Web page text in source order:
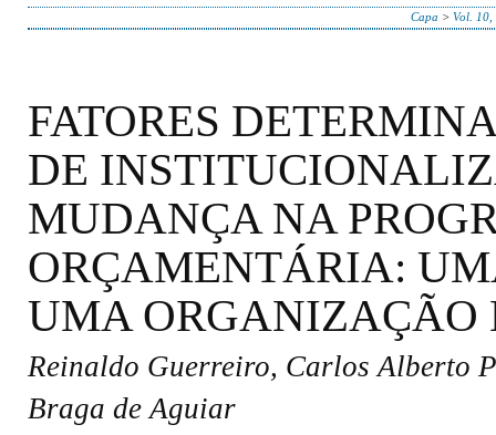
Capa > Vol. 10,
FATORES
DE
MUDANÇA NA
ORÇAMENTÁRIA:
UMA ORGANIZAÇÃO
Reinaldo Guerreiro, Carlos Alberto
Braga de Aguiar